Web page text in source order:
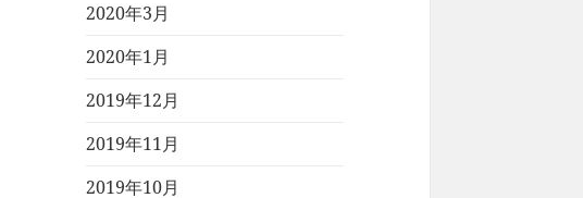
2020年3月
2020年1月
2019年12月
2019年11月
2019年10月